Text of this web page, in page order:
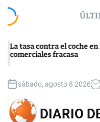
c
contra el coche en los
fracasa
sábado, agosto 8 2026
DIARIO